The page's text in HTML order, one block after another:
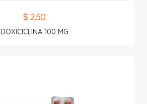
$ 2.50
DOXICICLINA 100 MG